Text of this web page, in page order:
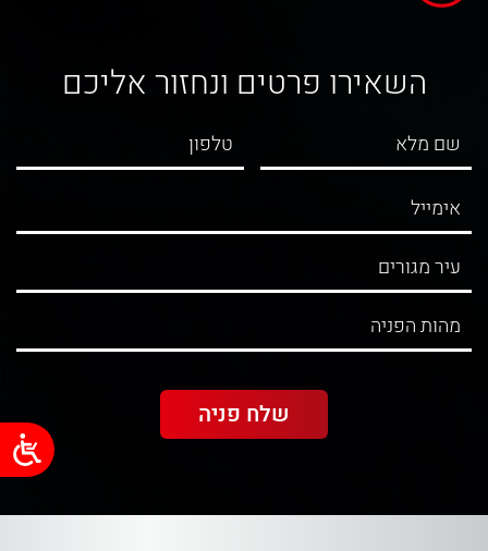
השאירו פרטים ונחזור אליכם